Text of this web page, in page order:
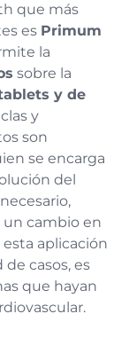
que más
es Primum
la
sobre la
y de
y
son
se encarga
del
un cambio en
aplicación
casos, es
que hayan